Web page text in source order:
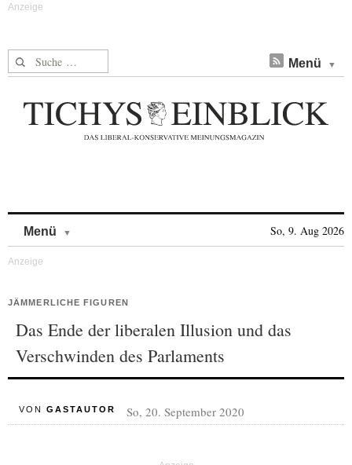
Suche nach: Menü
Menü So, 9. Aug 2026
JÄMMERLICHE FIGUREN
Das Ende der liberalen Illusion und das
Verschwinden des Parlaments
VON GASTAUTOR So, 20. September 2020